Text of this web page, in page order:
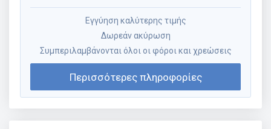
Εγγύηση καλύτερης τιμής
Δωρεάν ακύρωση
Συμπεριλαμβάνονται όλοι οι φόροι και χρεώσεις
Περισσότερες πληροφορίες